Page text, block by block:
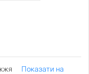
Показати на